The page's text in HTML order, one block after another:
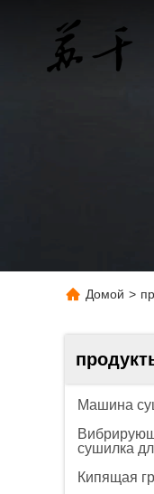
Домой >
Машина
сушилка
Кипящая